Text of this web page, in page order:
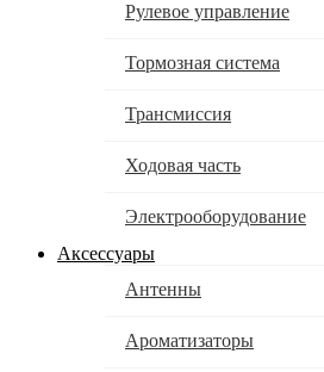
Рулевое управление
Тормозная система
Трансмиссия
Ходовая часть
Электрооборудование
Аксессуары
Антенны
Ароматизаторы